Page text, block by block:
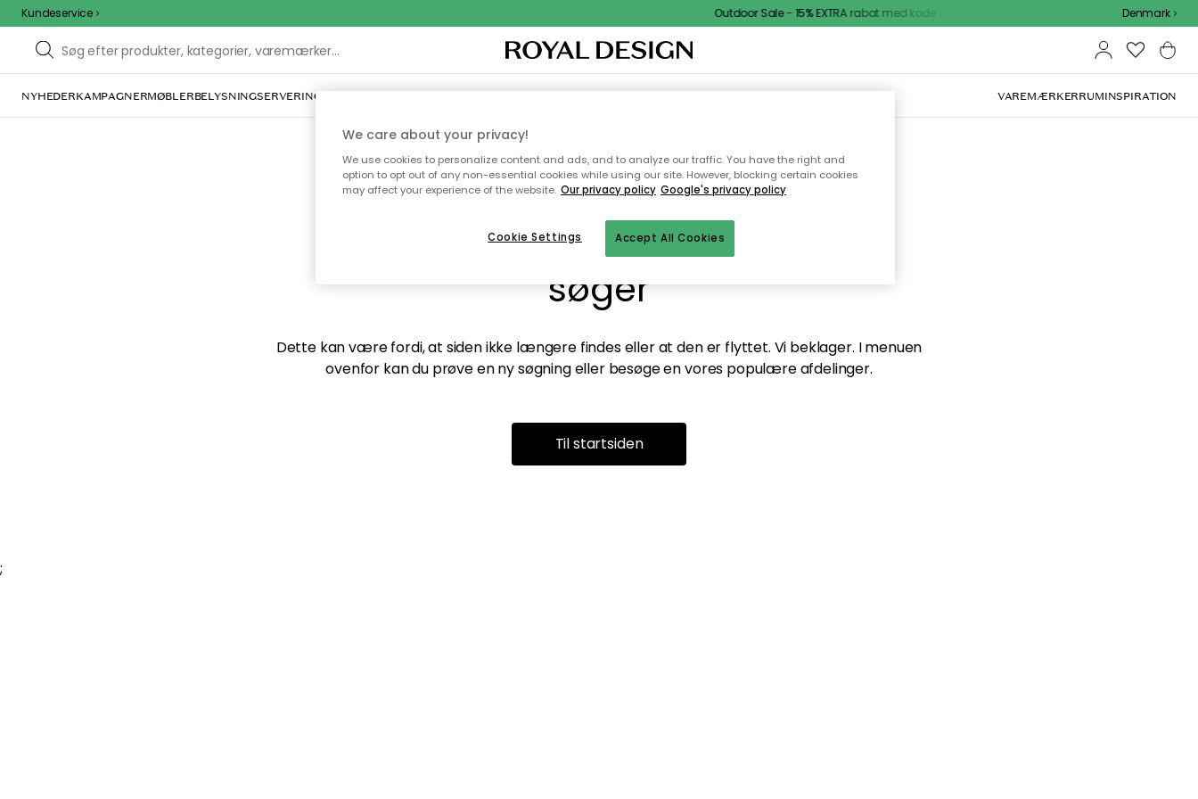
Kundeservice Outdoor Sale - 15% EXTRA rabat med kode Denmark
NYHEDERKAMPAGNERMØBLERBELYSNINGSERVERING INDRETNINGTEKSTIL & TÆPPERKØKKENETOPBEVARINGHAVEMØBLER VAREMÆRKERRUMINSPIRATION
Vi fandt desværre ikke siden du
søger
Dette kan være fordi, at siden ikke længere findes eller at den er flyttet. Vi beklager. I menuen
ovenfor kan du prøve en ny søgning eller besøge en vores populære afdelinger.
Til startsiden
;
We care about your privacy!
We use cookies to personalize content and ads, and to analyze our traffic. You have the right and
option to opt out of any non-essential cookies while using our site. However, blocking certain cookies
may affect your experience of the website. Our privacy policy Google's privacy policy
Accept All Cookies
Cookie Settings